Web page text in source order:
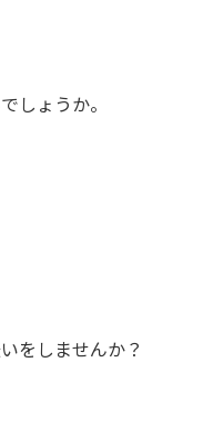
しょうか。
をしませんか？